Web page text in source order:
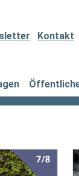
Kontakt